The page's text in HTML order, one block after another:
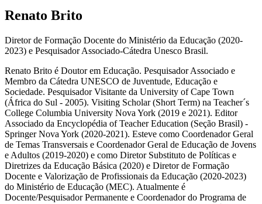
Renato Brito
Diretor de Formação Docente do Ministério da Educação (2020-
2023) e Pesquisador Associado-Cátedra Unesco Brasil.
Renato Brito é Doutor em Educação. Pesquisador Associado e
Membro da Cátedra UNESCO de Juventude, Educação e
Sociedade. Pesquisador Visitante da University of Cape Town
(África do Sul - 2005). Visiting Scholar (Short Term) na Teacher´s
College Columbia University Nova York (2019 e 2021). Editor
Associado da Encyclopédia of Teacher Education (Seção Brasil) -
Springer Nova York (2020-2021). Esteve como Coordenador Geral
de Temas Transversais e Coordenador Geral de Educação de Jovens
e Adultos (2019-2020) e como Diretor Substituto de Políticas e
Diretrizes da Educação Básica (2020) e Diretor de Formação
Docente e Valorização de Profissionais da Educação (2020-2023)
do Ministério de Educação (MEC). Atualmente é
Docente/Pesquisador Permanente e Coordenador do Programa de